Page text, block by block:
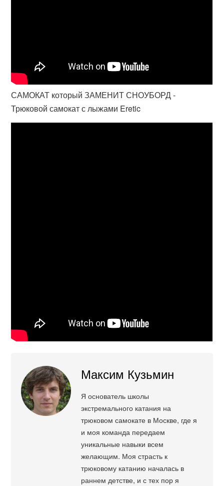
САМОКАТ который ЗАМЕНИТ СНОУБОРД -
Трюковой самокат с лыжами Eretic
Максим Кузьмин
Я основатель школы
экстремального катания на
трюковом самокате в Москве, где я
и моя команда передаем
уникальные навыки всем
желающим. Моя страсть к
трюковому катанию началась в
раннем детстве, и с тех пор я